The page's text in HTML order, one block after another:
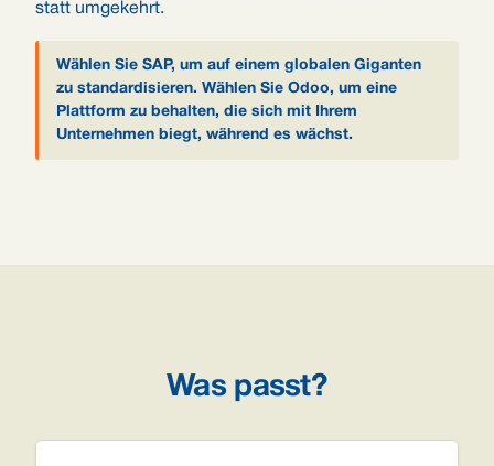
statt umgekehrt.
Wählen Sie SAP, um auf einem globalen Giganten
zu standardisieren. Wählen Sie Odoo, um eine
Plattform zu behalten, die sich mit Ihrem
Unternehmen biegt, während es wächst.
Was passt?